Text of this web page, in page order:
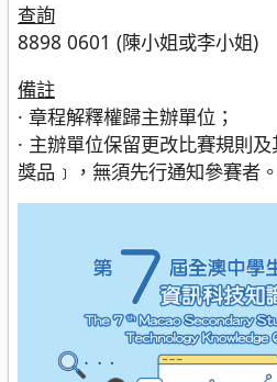
查詢
8898 0601 (陳小姐或李小姐)
備註
· 章程解釋權歸主辦單位；
· 主辦單位保留更改比賽規則
獎品﹞，無須先行通知參賽者。